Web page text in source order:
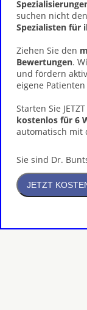
suchen nicht
Spezialisten für
Ziehen Sie den
Bewertungen.
und fördern
eigene Patienten
Starten Sie
kostenlos für 6
automatisch mit
Sie sind Dr.